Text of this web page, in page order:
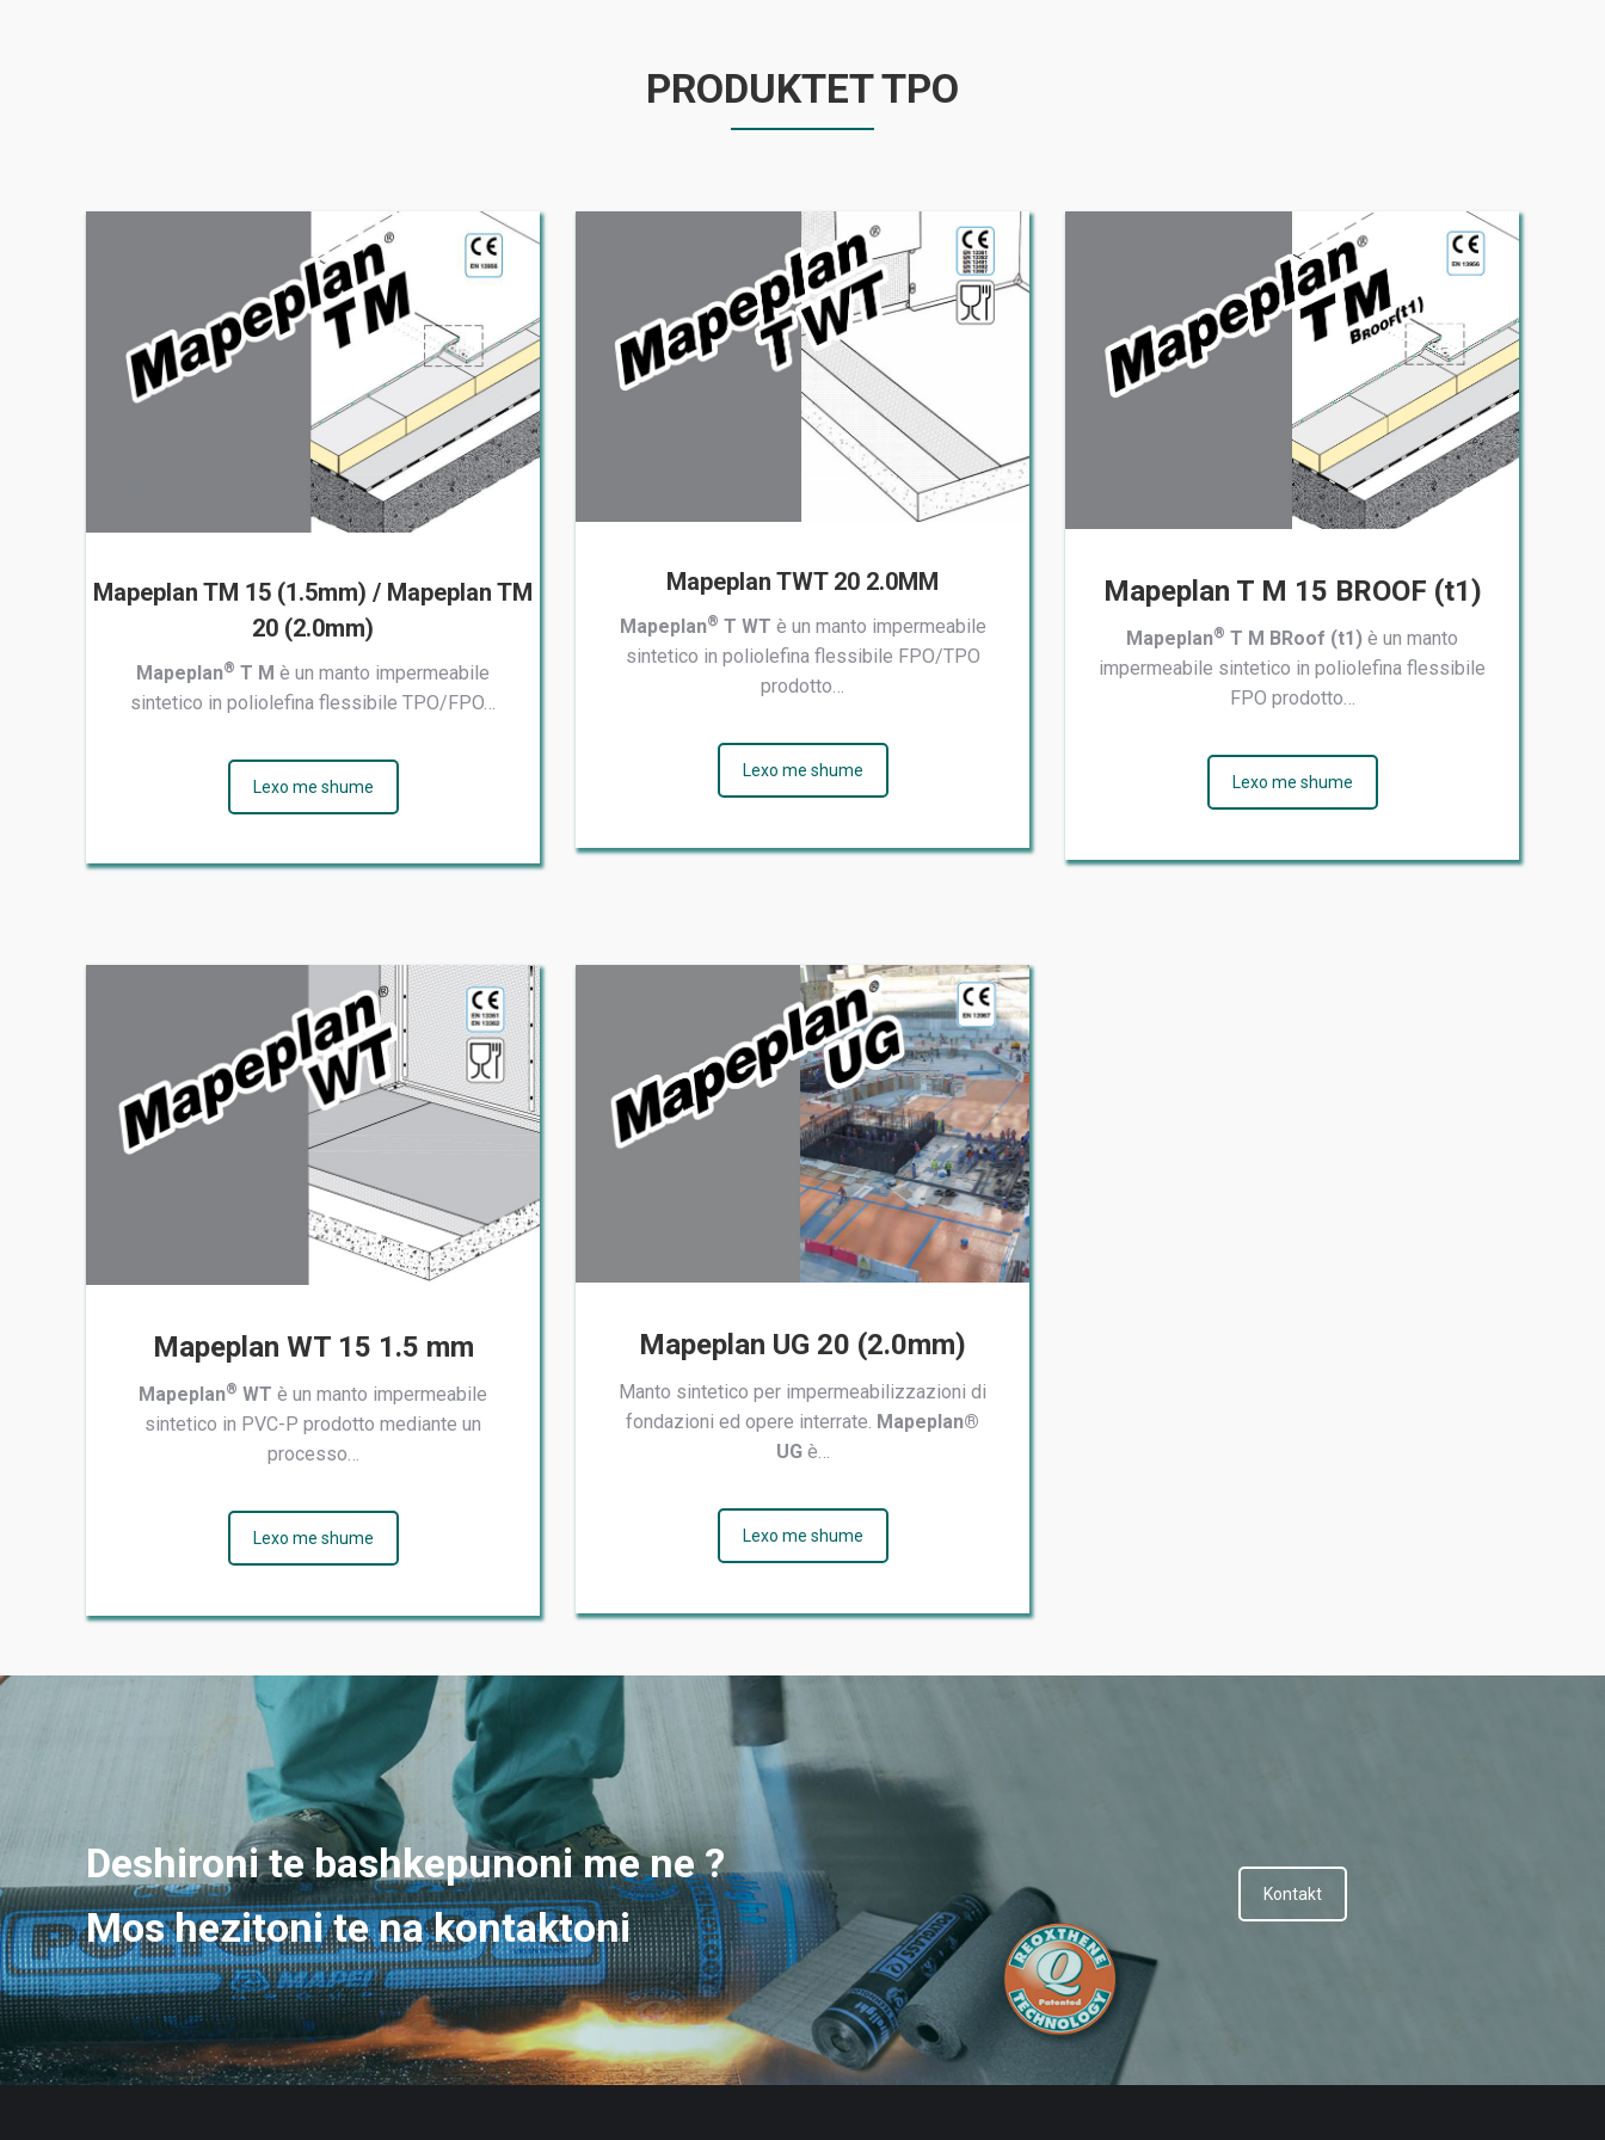
PRODUKTET TPO
Mapeplan TM 15 (1.5mm) / Mapeplan TM
20 (2.0mm)
Mapeplan® T M è un manto impermeabile
sintetico in poliolefina flessibile TPO/FPO…
Lexo me shume
Mapeplan TWT 20 2.0MM
Mapeplan® T WT è un manto impermeabile
sintetico in poliolefina flessibile FPO/TPO
prodotto…
Lexo me shume
Mapeplan T M 15 BROOF (t1)
Mapeplan® T M BRoof (t1) è un manto
impermeabile sintetico in poliolefina flessibile
FPO prodotto…
Lexo me shume
Mapeplan WT 15 1.5 mm
Mapeplan® WT è un manto impermeabile
sintetico in PVC-P prodotto mediante un
processo…
Lexo me shume
Mapeplan UG 20 (2.0mm)
Manto sintetico per impermeabilizzazioni di
fondazioni ed opere interrate. Mapeplan®
UG è…
Lexo me shume
Deshironi te bashkepunoni me ne ?
Mos hezitoni te na kontaktoni
Kontakt